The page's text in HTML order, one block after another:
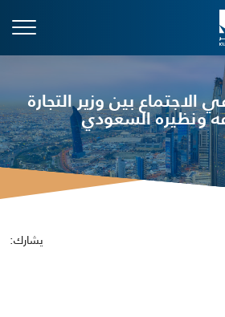
الاجتماع بين وزير التجارة
ونظيره السعودي
يشارك: